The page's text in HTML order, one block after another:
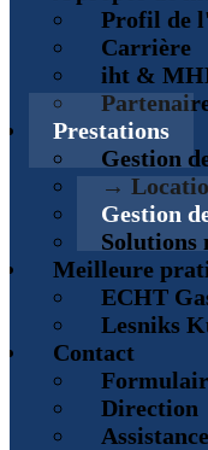
Profil de
Carrière
iht &
Prestations
Gestion
→
Gestion
Solutions
Meilleure
ECHT
Lesniks
Contact
Direction